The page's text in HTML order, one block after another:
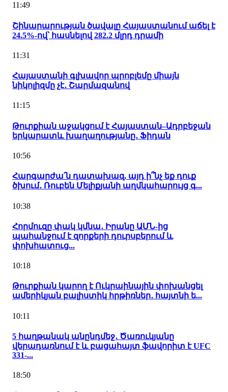
11:49
Շինարարության ծավալը Հայաստանում աճել է
24.5%-ով՝ հասնելով 282.2 մլրդ դրամի
11:31
Հայաստանի գլխավոր պրոբլեմը միայն
նիկոլիզմը չէ․ Շարմազանով
11:15
Թուրքիան աջակցում է Հայաստան–Ադրբեջան
երկարատև խաղաղությանը․ Ֆիդան
10:56
Հարգարժա՛ն դատախազ, այդ ի՞նչ եք դուք
ծխում․ Ռուբեն Մելիքյանի աղմկահարույց գ...
10:38
Հորմուզը փակ կմնա․ Իրանը ԱՄՆ-ից
պահանջում է զորքերի դուրսբերում և
փոխհատուց...
10:18
Թուրքիան կարող է Ուկրաինային փոխանցել
ամերիկյան բալիստիկ հրթիռներ․ հայտնի ե...
10:11
5 հաղթանակ անընդմեջ․ Ծառուկյանը
վերադառնում է և բացահայտ ֆավորիտ է UFC
331-...
18:50